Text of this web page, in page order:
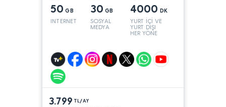
50 GB
INTERNET
30 GB
SOSYAL
MEDYA
4000 DK
YURT İÇİ VE
YURT DIŞI
HER YÖNE
3.799 TL/AY